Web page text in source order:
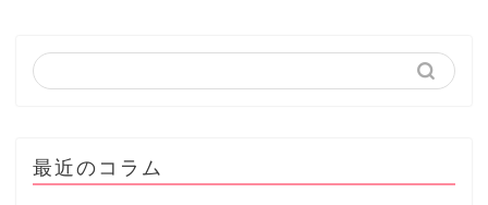
最近のコラム